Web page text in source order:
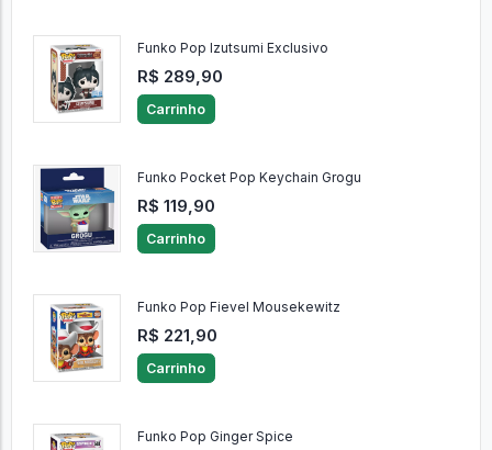
Funko Pop Izutsumi Exclusivo
R$ 289,90
Carrinho
Funko Pocket Pop Keychain Grogu
R$ 119,90
Carrinho
Funko Pop Fievel Mousekewitz
R$ 221,90
Carrinho
Funko Pop Ginger Spice